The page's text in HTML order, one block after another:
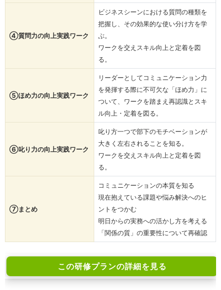
④質問力の向上実践ワーク
ビジネスシーンにおける質問の種類を
把握し、その効果的な使い分け方を学
ぶ。
ワークを交えスキル向上と定着を図
る。
⑤ほめ力の向上実践ワーク
リーダーとしてコミュニケーション力
を発揮する際に不可欠な「ほめ力」に
ついて、ワークを踏まえ再認識とスキ
ル向上・定着を図る。
⑥叱り力の向上実践ワーク
叱り方一つで部下のモチベーションが
大きく左右されることを知る。
ワークを交えスキル向上と定着を図
る。
⑦まとめ
コミュニケーションの本質を知る
現在抱えている課題や悩み解決へのヒ
ントをつかむ
明日からの実務への活かし方を考える
「関係の質」の重要性について再確認
この研修プランの詳細を見る